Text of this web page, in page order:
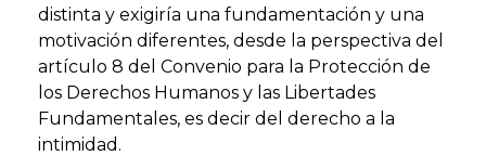
distinta y exigiría una fundamentación y una
motivación diferentes, desde la perspectiva del
artículo 8 del Convenio para la Protección de
los Derechos Humanos y las Libertades
Fundamentales, es decir del derecho a la
intimidad.